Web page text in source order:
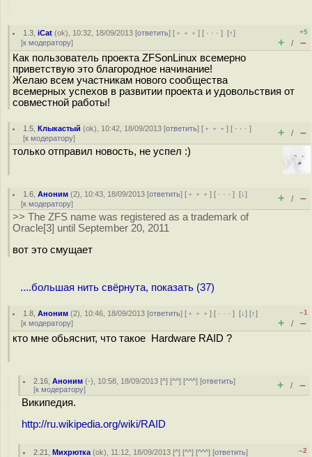
1.3 ,iCat (ok), 10:32, 18/09/2013 [ответить] [ ﹢﹢﹢] [ · · ·][↑]
[к модератору]
+5
+ / –
Как пользователь проекта ZFSonLinux всемерно
приветствую это благородное начинание!
Желаю всем участникам нового сообщества
всемерных успехов в развитии проекта и удовольствия от
совместной работы!
1.5 ,Клыкастый (ok), 10:42, 18/09/2013 [ответить] [ ﹢﹢﹢] [ · · ·]
[к модератору] + / –
только отправил новость, не успел :)
1.6 ,Аноним (2), 10:43, 18/09/2013 [ответить] [ ﹢﹢﹢] [ · · ·][↓]
[к модератору] + / –
>> The ZFS name was registered as a trademark of
Oracle[3] until September 20, 2011
вот это смущает
....большая нить свёрнута, показать (37)
1.8 ,Аноним (2), 10:46, 18/09/2013 [ответить] [ ﹢﹢﹢] [ · · ·][↓] [↑]
[к модератору]
–1
+ / –
кто мне обьяснит, что такое Hardware RAID ?
2.16 ,Аноним (-), 10:58, 18/09/2013 [^] [^^] [^^^] [ответить]
[к модератору] + / –
Википедия.
http://ru.wikipedia.org/wiki/RAID
2.21 ,Михрютка (ok), 11:12, 18/09/2013 [^] [^^] [^^^] [ответить]
–2